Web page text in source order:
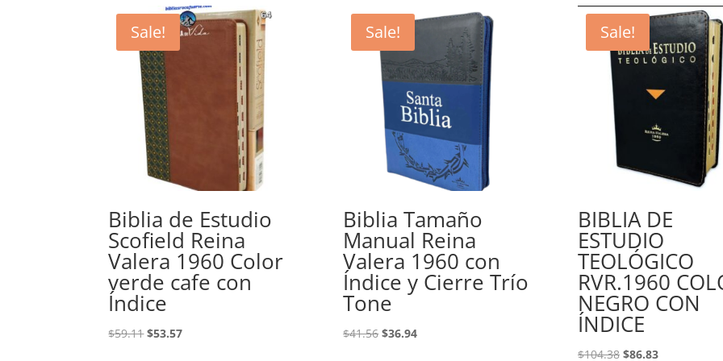
Sale!
Biblia de Estudio
Scofield Reina
Valera 1960 Color
verde cafe con
Índice
$59.11Original
$53.57Current
Sale!
Biblia Tamaño
Manual Reina
Valera 1960 con
Índice y Cierre Trío
Tone
$41.56 Original
$36.94Current
Sale!
BIBLIA DE
ESTUDIO
TEOLÓGICO
RVR.1960
NEGRO CON
ÍNDICE
$104.38 Original
$86.83Current